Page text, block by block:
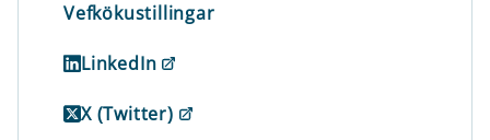
Vefkökustillingar
LinkedIn
X (Twitter)